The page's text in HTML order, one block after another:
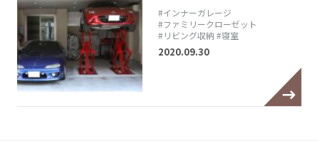
#インナーガレージ
#ファミリークローゼット
#リビング収納 #寝室
2020.09.30